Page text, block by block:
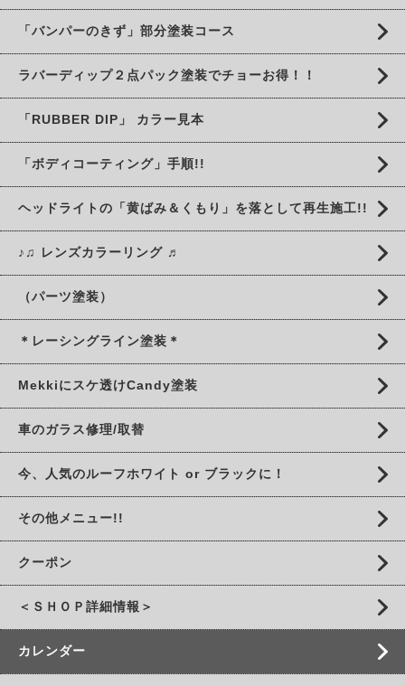
「バンパーのきず」部分塗装コース
ラバーディップ２点パック塗装でチョーお得！！
「RUBBER DIP」 カラー見本
「ボディコーティング」手順!!
ヘッドライトの「黄ばみ＆くもり」を落として再生施工!!
♪♫ レンズカラーリング ♬
（パーツ塗装）
＊レーシングライン塗装＊
Mekkiにスケ透けCandy塗装
車のガラス修理/取替
今、人気のルーフホワイト or ブラックに！
その他メニュー!!
クーポン
＜ＳＨＯＰ詳細情報＞
カレンダー